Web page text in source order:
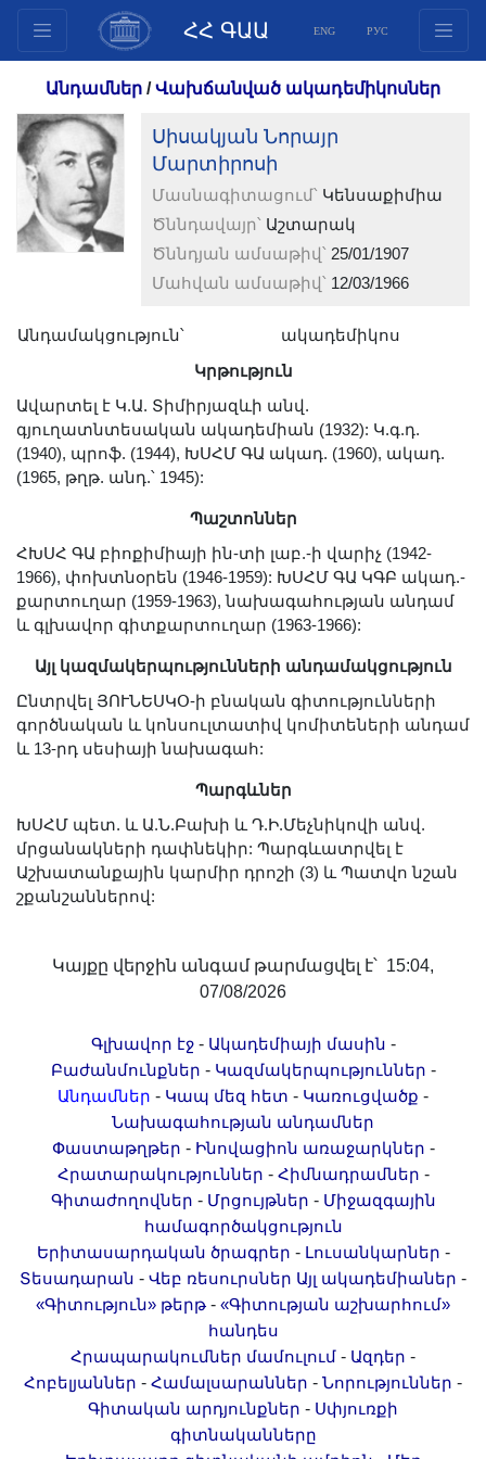
ՀՀ ԳԱԱ ENG РУС
անդամներ
Փաստաթղթեր
Ինովացիոն առաջարկներ
Հրատարակություններ
Մրցույթներ
համագործակցություն
Երիտասարդական
ծրագրեր
Վեբ ռեսուրսներ
Այլ ակադեմիաներ
«Գիտություն» թերթ
«Գիտության աշխարհում»
հանդես
Հրապարակումներ
մամուլում
Հոբելյաններ
Համալսարաններ
Նորություններ
Սփյուռքի գիտնականները
Երիտասարդ գիտնականի
Մեր երախտավորները
Հայտարարություններ
Կայքի քարտեզ
Որոնում
Անդամներ /Վախճանված ակադեմիկոսներ
Սիսակյան Նորայր
Մարտիրոսի
Մասնագիտացում՝ Կենսաքիմիա
Ծննդավայր՝ Աշտարակ
Ծննդյան ամսաթիվ՝ 25/01/1907
Մահվան ամսաթիվ՝ 12/03/1966
Անդամակցություն՝ ակադեմիկոս
Կրթություն
Ավարտել է Կ.Ա. Տիմիրյազևի անվ.
գյուղատնտեսական ակադեմիան (1932): Կ.գ.դ.
(1940), պրոֆ. (1944), ԽՍՀՄ ԳԱ ակադ. (1960), ակադ.
(1965, թղթ. անդ.՝ 1945):
Պաշտոններ
ՀԽՍՀ ԳԱ բիոքիմիայի ին-տի լաբ.-ի վարիչ (1942-
1966), փոխտնօրեն (1946-1959): ԽՍՀՄ ԳԱ ԿԳԲ ակադ.-
քարտուղար (1959-1963), նախագահության անդամ
և գլխավոր գիտքարտուղար (1963-1966):
Այլ կազմակերպությունների անդամակցություն
Ընտրվել ՅՈՒՆԵՍԿՕ-ի բնական գիտությունների
գործնական և կոնսուլտատիվ կոմիտեների անդամ
և 13-րդ սեսիայի նախագահ:
Պարգևներ
ԽՍՀՄ պետ. և Ա.Ն.Բախի և Դ.Ի.Մեչնիկովի անվ.
մրցանակների դափնեկիր: Պարգևատրվել է
Աշխատանքային կարմիր դրոշի (3) և Պատվո նշան
շքանշաններով:
Կայքը վերջին անգամ թարմացվել է՝ 15:04,
07/08/2026
Գլխավոր էջ- Ակադեմիայի մասին -
Բաժանմունքներ - Կազմակերպություններ -
Անդամներ - Կապ մեզ հետ - Կառուցվածք -
Նախագահության անդամներ
Փաստաթղթեր - Ինովացիոն առաջարկներ -
Հրատարակություններ - Հիմնադրամներ -
Գիտաժողովներ - Մրցույթներ - Միջազգային
համագործակցություն
Երիտասարդական ծրագրեր - Լուսանկարներ -
Տեսադարան - Վեբ ռեսուրսներ Այլ ակադեմիաներ -
«Գիտություն» թերթ - «Գիտության աշխարհում»
հանդես
Հրապարակումներ մամուլում - Ազդեր -
Հոբելյաններ - Համալսարաններ - Նորություններ -
Գիտական արդյունքներ - Սփյուռքի
գիտնականները